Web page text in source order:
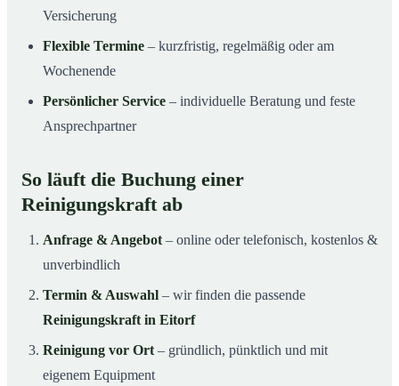
Versicherung
Flexible Termine – kurzfristig, regelmäßig oder am
Wochenende
Persönlicher Service – individuelle Beratung und feste
Ansprechpartner
So läuft die Buchung einer
Reinigungskraft ab
Anfrage & Angebot – online oder telefonisch, kostenlos &
unverbindlich
Termin & Auswahl – wir finden die passende
Reinigungskraft in Eitorf
Reinigung vor Ort – gründlich, pünktlich und mit
eigenem Equipment